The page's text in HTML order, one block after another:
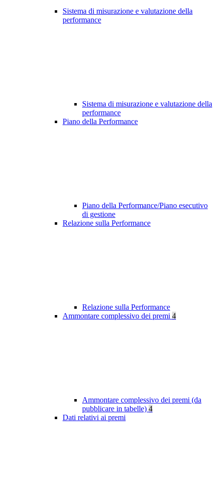
Sistema di misurazione e valutazione della
performance
Sistema di misurazione e valutazione della
performance
Piano della Performance
Piano della Performance/Piano esecutivo
di gestione
Relazione sulla Performance
Relazione sulla Performance
Ammontare complessivo dei premi 4
Ammontare complessivo dei premi (da
pubblicare in tabelle) 4
Dati relativi ai premi